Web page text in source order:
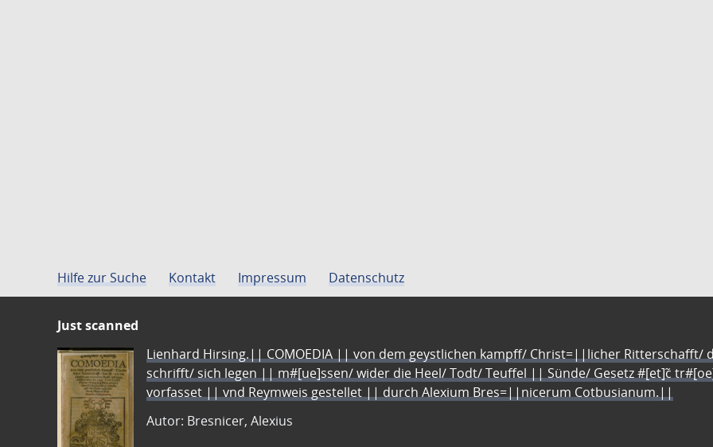
Hilfe zur Suche Kontakt Impressum Datenschutz
Just scanned
Lienhard Hirsing.|| COMOEDIA || von dem geystlichen kampff/ Christ=||licher Ritterschafft/
schrifft/ sich legen || m#[ue]ssen/ wider die Heel/ Todt/ Teuffel || Sünde/ Gesetz #[et]c̃
vorfasset || vnd Reymweis gestellet || durch Alexium Bres=||nicerum Cotbusianum.||
Autor: Bresnicer, Alexius